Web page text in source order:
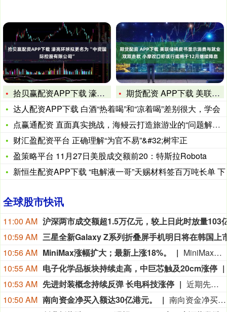
拾贝赢配资APP下载 濠亮环球拟更名为“中资国际控股有限公司
期货配资 APP下载 美联储褐皮书显示消费与就业双双走软 小
达人配资APP下载 白酒“热着喝”和“凉着喝”差别很大，学会
点赢通配资 直面真实挑战，海鳗云打造旅游业的“问题解决工坊”
财汇盈配资平台 正确理解“为官不易”&#32;树牢正
盈策略平台 11月27日美股成交额前20：特斯拉Robota
新恒生配资APP下载 “电解液一哥”天赐材料签百万吨长单 下
全球股市快讯
11:00 AM
10:59 AM
10:56 AM MiniMax涨幅扩大；最新上涨18%。
MiniMax涨幅扩大；最新上涨18%。
10:55 AM 电子化学品板块持续走高，中巨芯触及20cm涨停
10:53 AM 先进封装概念持续反弹 长电科技涨停
近期先进封装概念持续反弹，长电科技封涨停，甬矽电子、劲拓股份涨超10%，通富微电、盛合晶微、华天科技、太极实业涨超5%。
10:50 AM 南向资金净买入额达30亿港元。
南向资金净买入额达30亿港元。